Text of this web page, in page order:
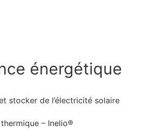
énergétique
stocker de l’électricité solaire
– Inelio®